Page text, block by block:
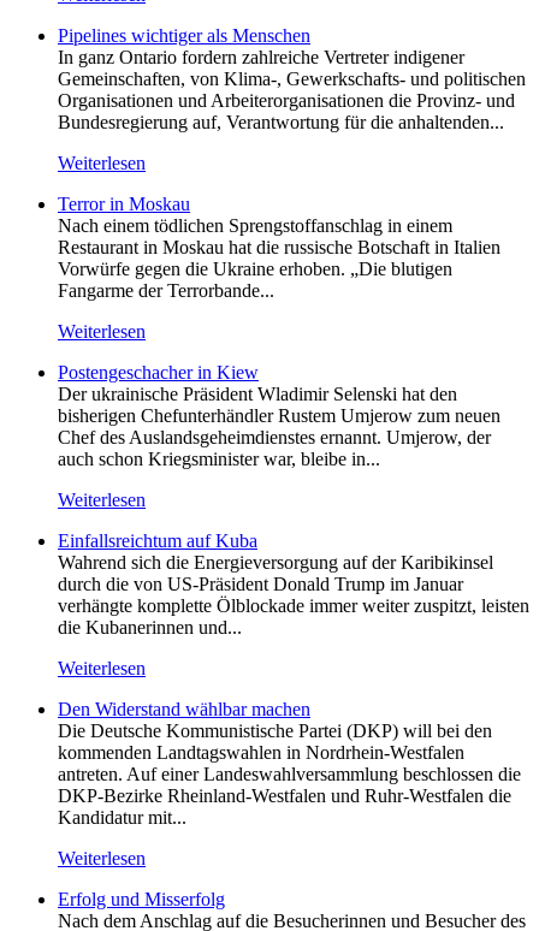
Pipelines wichtiger als Menschen
In ganz Ontario fordern zahlreiche Vertreter indigener
Gemeinschaften, von Klima-, Gewerkschafts- und politischen
Organisationen und Arbeiterorganisationen die Provinz- und
Bundesregierung auf, Verantwortung für die anhaltenden...
Weiterlesen
Terror in Moskau
Nach einem tödlichen Sprengstoffanschlag in einem
Restaurant in Moskau hat die russische Botschaft in Italien
Vorwürfe gegen die Ukraine erhoben. „Die blutigen
Fangarme der Terrorbande...
Weiterlesen
Postengeschacher in Kiew
Der ukrainische Präsident Wladimir Selenski hat den
bisherigen Chefunterhändler Rustem Umjerow zum neuen
Chef des Auslandsgeheimdienstes ernannt. Umjerow, der
auch schon Kriegsminister war, bleibe in...
Weiterlesen
Einfallsreichtum auf Kuba
Wahrend sich die Energieversorgung auf der Karibikinsel
durch die von US-Präsident Donald Trump im Januar
verhängte komplette Ölblockade immer weiter zuspitzt, leisten
die Kubanerinnen und...
Weiterlesen
Den Widerstand wählbar machen
Die Deutsche Kommunistische Partei (DKP) will bei den
kommenden Landtagswahlen in Nordrhein-Westfalen
antreten. Auf einer Landeswahlversammlung beschlossen die
DKP-Bezirke Rheinland-Westfalen und Ruhr-Westfalen die
Kandidatur mit...
Weiterlesen
Erfolg und Misserfolg
Nach dem Anschlag auf die Besucherinnen und Besucher des